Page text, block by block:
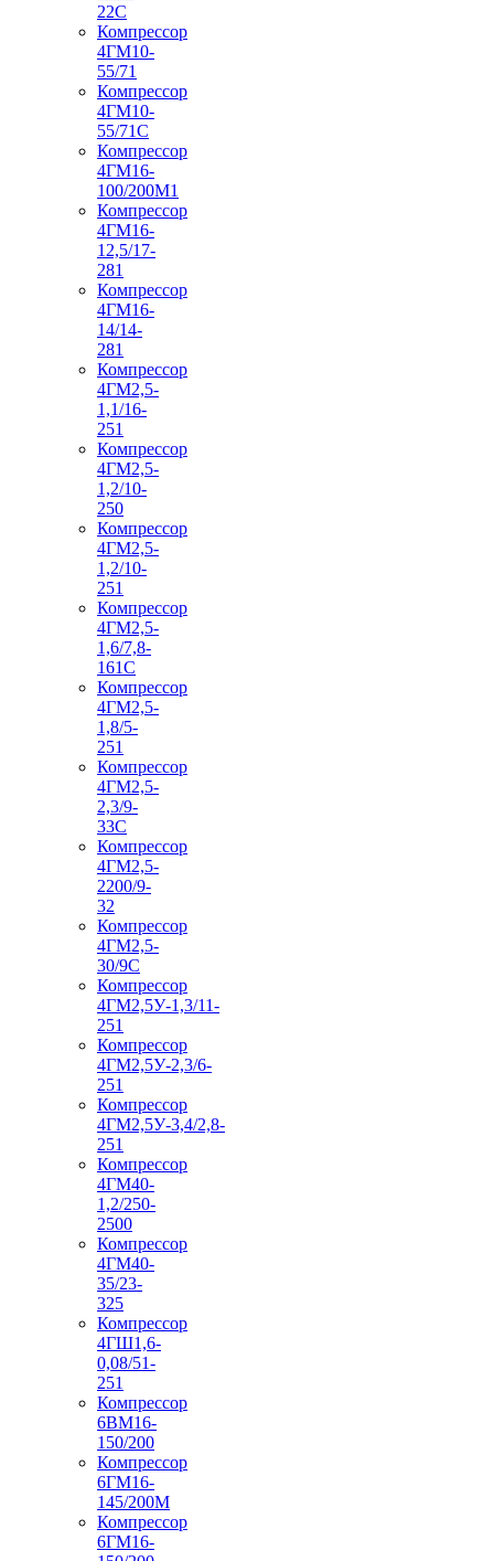
22С
Компрессор
4ГМ10-
55/71
Компрессор
4ГМ10-
55/71С
Компрессор
4ГМ16-
100/200М1
Компрессор
4ГМ16-
12,5/17-
281
Компрессор
4ГМ16-
14/14-
281
Компрессор
4ГМ2,5-
1,1/16-
251
Компрессор
4ГМ2,5-
1,2/10-
250
Компрессор
4ГМ2,5-
1,2/10-
251
Компрессор
4ГМ2,5-
1,6/7,8-
161С
Компрессор
4ГМ2,5-
1,8/5-
251
Компрессор
4ГМ2,5-
2,3/9-
33С
Компрессор
4ГМ2,5-
2200/9-
32
Компрессор
4ГМ2,5-
30/9С
Компрессор
4ГМ2,5У-1,3/11-
251
Компрессор
4ГМ2,5У-2,3/6-
251
Компрессор
4ГМ2,5У-3,4/2,8-
251
Компрессор
4ГМ40-
1,2/250-
2500
Компрессор
4ГМ40-
35/23-
325
Компрессор
4ГШ1,6-
0,08/51-
251
Компрессор
6ВМ16-
150/200
Компрессор
6ГМ16-
145/200М
Компрессор
6ГМ16-